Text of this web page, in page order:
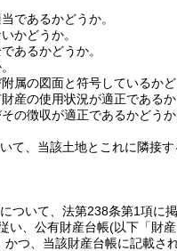
であるかどうか。
かどうか。
あるかどうか。
属の図面と符号しているかど
産の使用状況が適正であるか
の徴収が適正であるかどうか
て、当該土地とこれに隣接
ついて、法第238条第1項に
い、公有財産台帳(以下「財
つ、当該財産台帳に記載さ